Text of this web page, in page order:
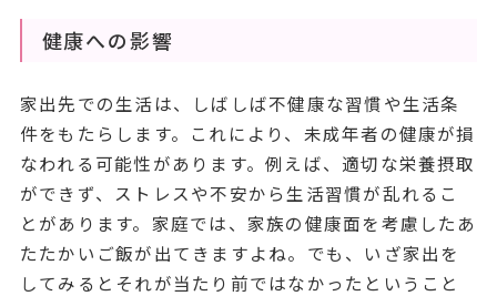
健康への影響
家出先での生活は、しばしば不健康な習慣や生活条
件をもたらします。これにより、未成年者の健康が損
なわれる可能性があります。例えば、適切な栄養摂取
ができず、ストレスや不安から生活習慣が乱れるこ
とがあります。家庭では、家族の健康面を考慮したあ
たたかいご飯が出てきますよね。でも、いざ家出を
してみるとそれが当たり前ではなかったということ